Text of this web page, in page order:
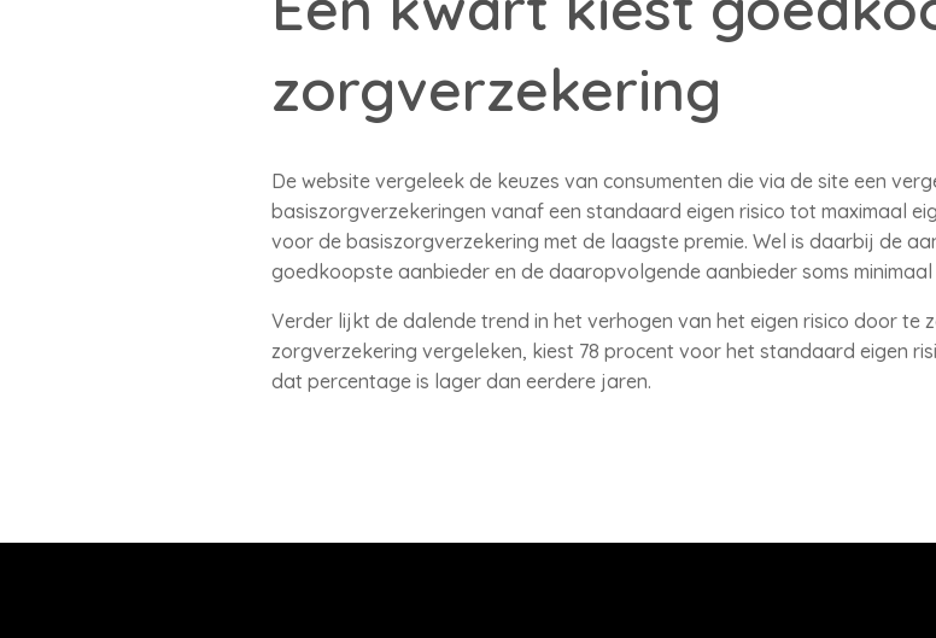
zorgverzekering
De website vergeleek de keuzes van consumenten die via de site een
basiszorgverzekeringen vanaf een standaard eigen risico tot maximaal
voor de basiszorgverzekering met de laagste premie. Wel is daarbij de
goedkoopste aanbieder en de daaropvolgende aanbieder soms minimaal
Verder lijkt de dalende trend in het verhogen van het eigen risico door te
zorgverzekering vergeleken, kiest 78 procent voor het standaard eigen
dat percentage is lager dan eerdere jaren.